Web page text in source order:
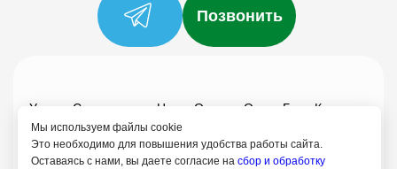
Мы используем файлы cookie
Это необходимо для повышения удобства работы сайта.
Оставаясь с нами, вы даете согласие на сбор и обработку
Позвонить
Услуги Специалисты Цены Отзывы О нас Блог Контакты
Политика конфиденциальности